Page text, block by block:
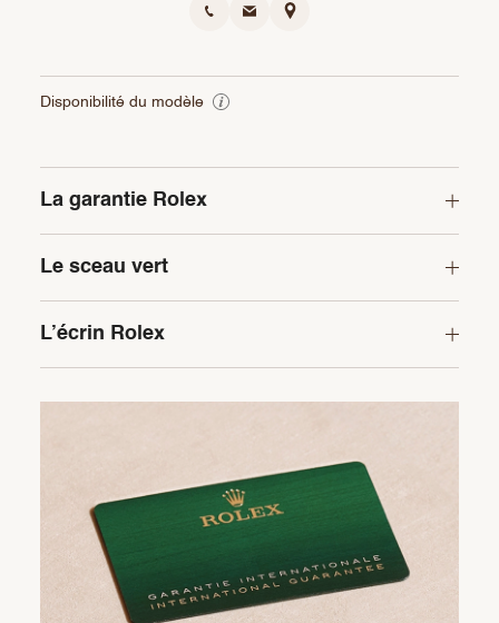
Disponibilité du modèle
La garantie Rolex
Le sceau vert
L’écrin Rolex